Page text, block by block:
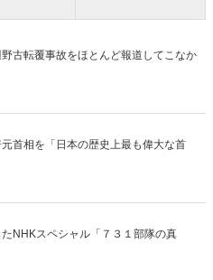
野古転覆事故をほとんど報道してこなか
首相を「日本の歴史上最も偉大な首
NHKスペシャル「７３１部隊の真